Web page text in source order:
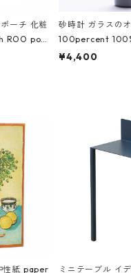
ーチ 化粧
ROO pou
ポーチ.ラ
砂時計 ガラスの
100percent
AKU Timeless
¥4,400
性紙 paper
ミニテーブル イ